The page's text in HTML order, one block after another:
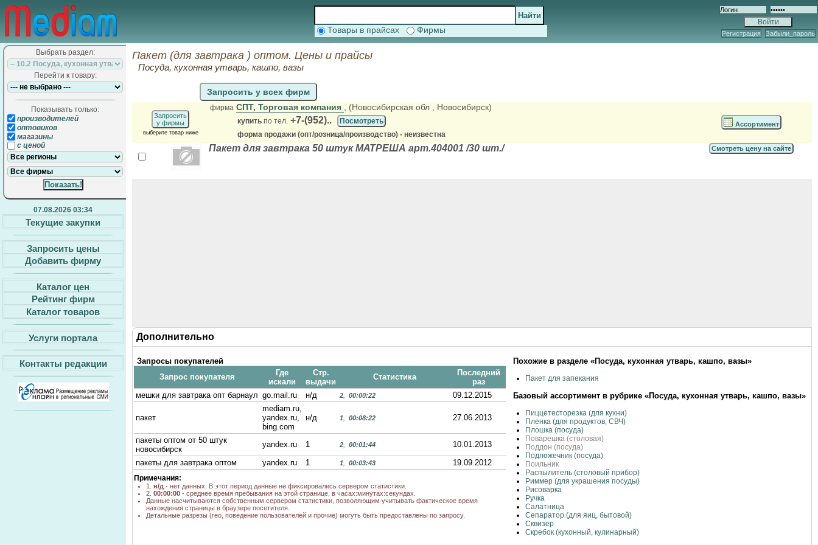
Товары в прайсах Фирмы Регистрация Забыли_пароль
Выбрать раздел:
Перейти к товару:
Показывать только:
производителей
оптовиков
магазины
с ценой
07.08.2026 03:34
Текущие закупки
Запросить цены
Добавить фирму
Каталог цен
Рейтинг фирм
Каталог товаров
Услуги портала
Контакты редакции
Пакет (для завтрака ) оптом. Цены и прайсы
Посуда, кухонная утварь, кашпо, вазы
Запросить у всех фирм
Запросить
у фирмы
выберите товар ниже
фирма СПТ, Торговая компания , (Новосибирская обл , Новосибирск)
купить по тел. +7-(952)..
Посмотреть
форма продажи (опт/розница/производство) - неизвестна
Ассортимент
Пакет для завтрака 50 штук МАТРЕША арт.404001 /30 шт./ Смотреть цену на сайте
Дополнительно
Запросы покупателей
Запрос покупателя
Где
искали
Стр.
выдачи
Статистика
Последний
раз
мешки для завтрака опт барнаул go.mail.ru н/д 2 00:00:22 09.12.2015
пакет
mediam.ru,
yandex.ru,
bing.com
н/д 1 00:08:22 27.06.2013
пакеты оптом от 50 штук
новосибирск
yandex.ru 1 2 00:01:44
10.01.2013
пакеты для завтрака оптом
yandex.ru 1 1 00:03:43 19.09.2012
Примечания:
1. н/д - нет данных. В этот период данные не фиксировались сервером статистики.
2. 00:00:00 - среднее время пребывания на этой странице, в часах:минутах:секундах.
Данные насчитываются собственным сервером статистики, позволяющим учитывать фактическое время
нахождения страницы в браузере посетителя.
Детальные разрезы (гео, поведение пользователей и прочие) могуть быть предоставлены по запросу.
Похожие в разделе «Посуда, кухонная утварь, кашпо, вазы»
Пакет для запекания
Базовый ассортимент в рубрике «Посуда, кухонная утварь, кашпо, вазы»
Пиццетесторезка (для кухни)
Пленка (для продуктов, СВЧ)
Плошка (посуда)
Поварешка (столовая)
Поддон (посуда)
Подложечник (посуда)
Поильник
Распылитель (столовый прибор)
Риммер (для украшения посуды)
Рисоварка
Ручка
Салатница
Сепаратор (для яиц, бытовой)
Сквизер
Скребок (кухонный, кулинарный)